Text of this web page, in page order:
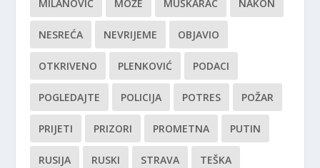
MILANOVIĆ MOŽE MUŠKARAC NAKON
NESREĆA NEVRIJEME OBJAVIO
OTKRIVENO PLENKOVIĆ PODACI
POGLEDAJTE POLICIJA POTRES POŽAR
PRIJETI PRIZORI PROMETNA PUTIN
RUSIJA RUSKI STRAVA TEŠKA